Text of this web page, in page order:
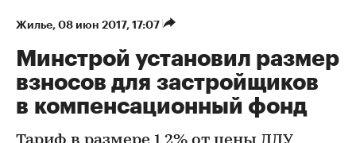
Жилье⁠, 08 июн 2017, 17:07
Минстрой установил размер
взносов для застройщиков
в компенсационный фонд